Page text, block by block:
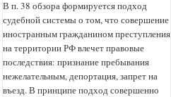
В п. 38 обзора формируется подход
судебной системы о том, что совершение
иностранным гражданином преступления
на территории РФ влечет правовые
последствия: признание пребывания
нежелательным, депортация, запрет на
въезд. В принципе подход совершенно